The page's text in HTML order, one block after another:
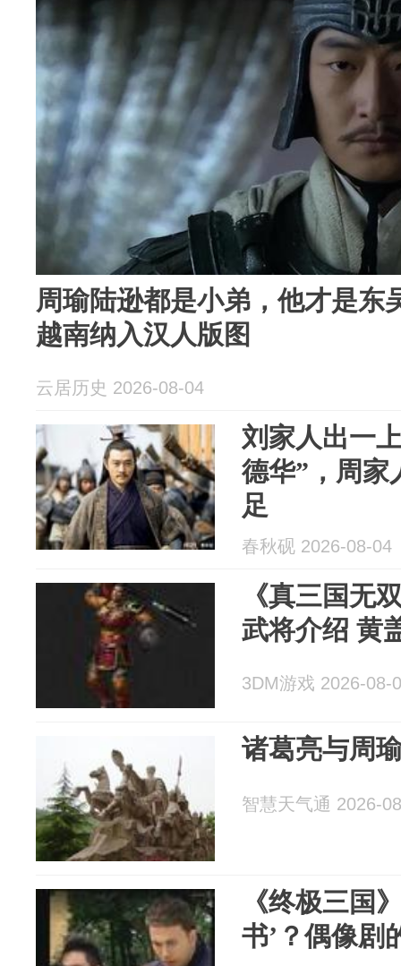
周瑜陆逊都是小弟，他才是东
越南纳入汉人版图
云居历史 2026-08-04
刘家人出一
德华”，周家
足
春秋砚 2026-08-04
《真三国无
武将介绍 黄
3DM游戏 2026-08-
诸葛亮与周
智慧天气通 2026-
《终极三国
书’？偶像剧